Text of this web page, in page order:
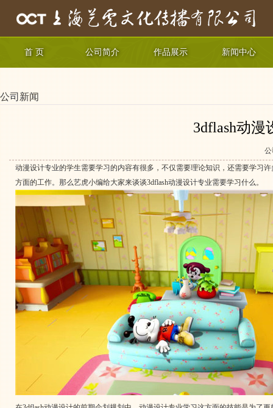
首 页 公司简介 作品展示 新闻中心
公司新闻
3dflash动漫
公
动漫设计专业的学生需要学习的内容有很多，不仅需要理论知识，还需要学习
方面的工作。那么艺虎小编给大家来谈谈3dflash动漫设计专业需要学习什么。